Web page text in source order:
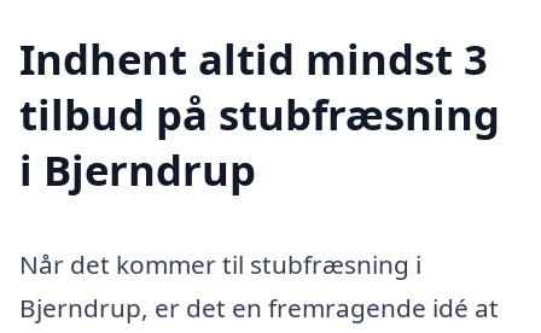
Indhent altid mindst 3
tilbud på stubfræsning
i Bjerndrup
Når det kommer til stubfræsning i
Bjerndrup, er det en fremragende idé at